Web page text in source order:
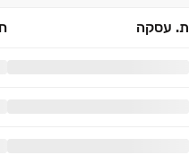
ת. עסקה